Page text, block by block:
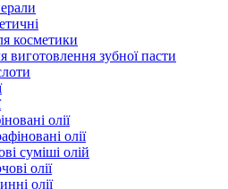
косметики
виготовлення зубної пасти
олії
олії
суміші олій
олії
олії